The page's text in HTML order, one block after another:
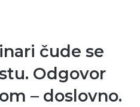
čude se
Odgovor
– doslovno.